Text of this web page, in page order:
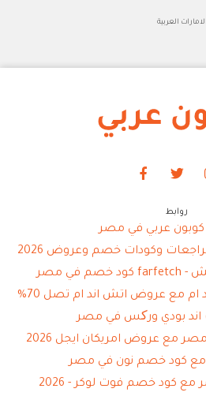
العربية
روابط
عربي في مصر
وكودات خصم وعروض 2026
مع عروض اتش اند ام تصل 70%
بودي ورکس في مصر
مع عروض امريكان ايجل 2026
كود خصم فوت لوكر - 2026